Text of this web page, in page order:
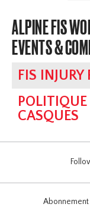
ALPINE FIS
EVENTS &
FIS INJURY
CASQUES